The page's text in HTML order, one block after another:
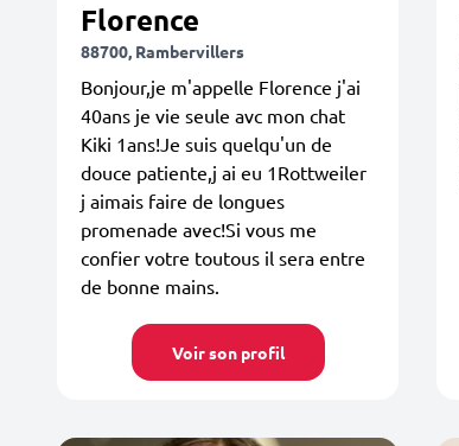
Florence
88700, Rambervillers
Bonjour,je m'appelle Florence j'ai
40ans je vie seule avc mon chat
Kiki 1ans!Je suis quelqu'un de
douce patiente,j ai eu 1Rottweiler
j aimais faire de longues
promenade avec!Si vous me
confier votre toutous il sera entre
de bonne mains.
Voir son profil